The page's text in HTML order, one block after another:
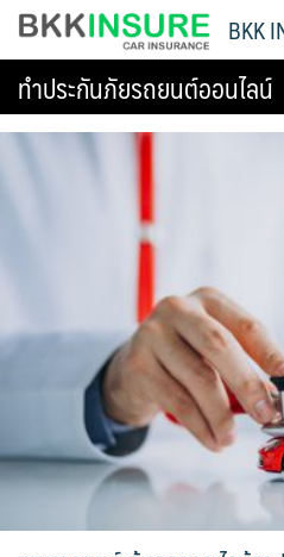
Skip
content
BKK
ทำประกันภัยรถยนต์ออนไลน์